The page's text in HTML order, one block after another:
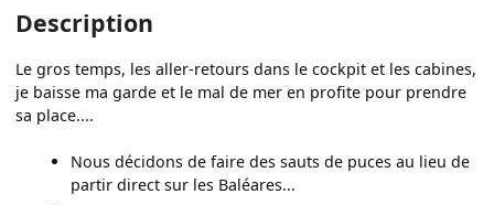
Description
Le gros temps, les aller-retours dans le cockpit et les cabines,
je baisse ma garde et le mal de mer en profite pour prendre
sa place....
Nous décidons de faire des sauts de puces au lieu de
partir direct sur les Baléares...